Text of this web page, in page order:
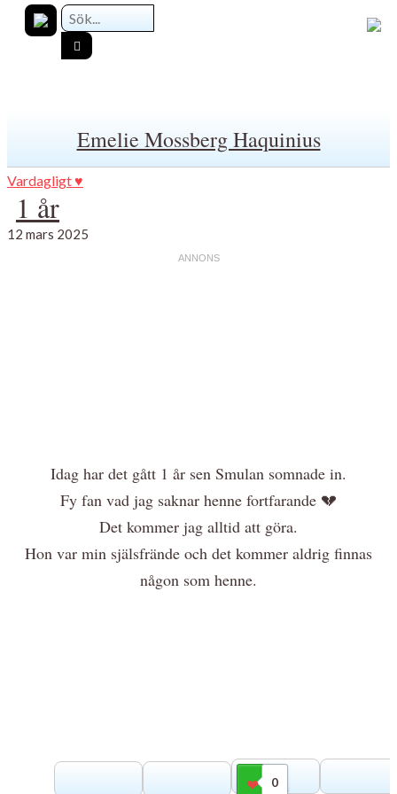
Emelie Mossberg Haquinius
Vardagligt ♥
1 år
12 mars 2025
Idag har det gått 1 år sen Smulan somnade in.
Fy fan vad jag saknar henne fortfarande 💔
Det kommer jag alltid att göra.
Hon var min själsfrände och det kommer aldrig finnas
någon som henne.
0
Gilla